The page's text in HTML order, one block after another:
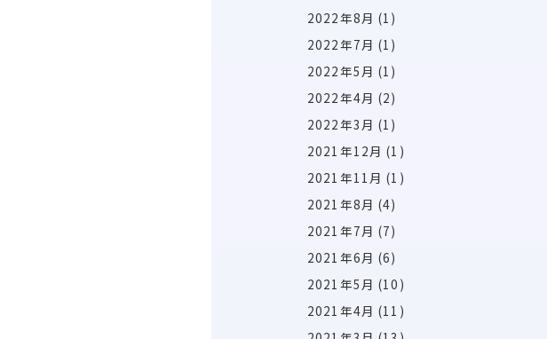
2022年8月 (1)
2022年7月 (1)
2022年5月 (1)
2022年4月 (2)
2022年3月 (1)
2021年12月 (1)
2021年11月 (1)
2021年8月 (4)
2021年7月 (7)
2021年6月 (6)
2021年5月 (10)
2021年4月 (11)